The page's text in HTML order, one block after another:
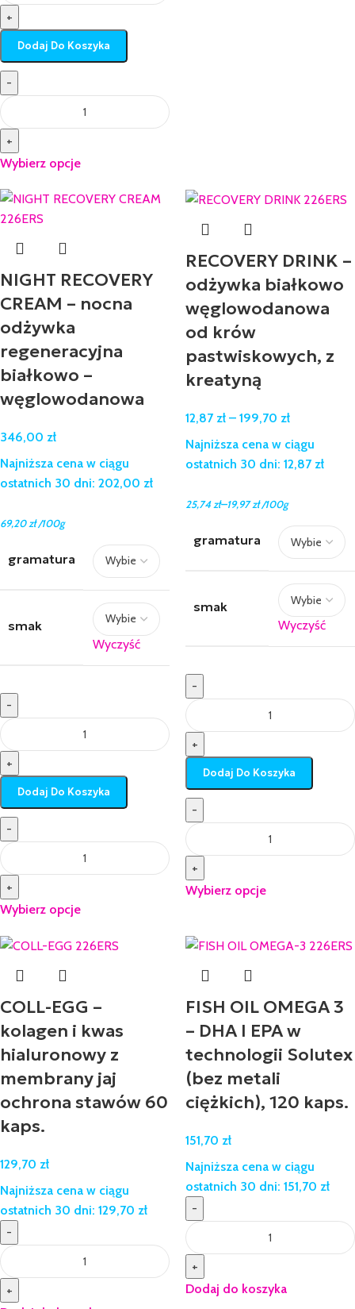
+
Dodaj Do Koszyka
-
+
Wybierz opcje
NIGHT RECOVERY
CREAM – nocna
odżywka
regeneracyjna
białkowo –
węglowodanowa
346,00 zł
Najniższa cena w ciągu
ostatnich 30 dni: 202,00 zł
69,20zł /100g
gramatura
smak
Wyczyść
-
+
Dodaj Do Koszyka
-
+
Wybierz opcje
RECOVERY DRINK –
odżywka białkowo
węglowodanowa
od krów
pastwiskowych, z
kreatyną
12,87 zł – 199,70 zł
Najniższa cena w ciągu
ostatnich 30 dni: 12,87 zł
25,74zł–19,97zł/100g
gramatura
smak
Wyczyść
-
+
Dodaj Do Koszyka
-
+
Wybierz opcje
COLL-EGG –
kolagen i kwas
hialuronowy z
membrany jaj
ochrona stawów 60
kaps.
129,70 zł
Najniższa cena w ciągu
ostatnich 30 dni: 129,70 zł
-
+
FISH OIL OMEGA 3
– DHA I EPA w
technologii Solutex
(bez metali
ciężkich), 120 kaps.
151,70 zł
Najniższa cena w ciągu
ostatnich 30 dni: 151,70 zł
-
+
Dodaj do koszyka